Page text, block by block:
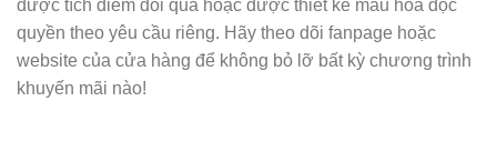
được tích điểm đổi quà hoặc được thiết kế mẫu hoa độc
quyền theo yêu cầu riêng. Hãy theo dõi fanpage hoặc
website của cửa hàng để không bỏ lỡ bất kỳ chương trình
khuyến mãi nào!